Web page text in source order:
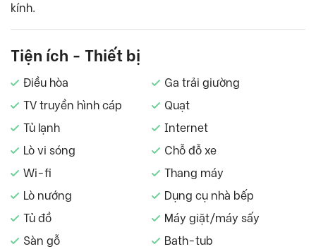
kính.
Tiện ích - Thiết bị
Điều hòa
Ga trải giường
TV truyền hình cáp
Quạt
Tủ lạnh
Internet
Lò vi sóng
Chỗ đỗ xe
Wi-fi
Thang máy
Lò nướng
Dụng cụ nhà bếp
Tủ đồ
Máy giặt/máy sấy
Sàn gỗ
Bath-tub